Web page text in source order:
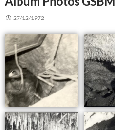
27/12/1972